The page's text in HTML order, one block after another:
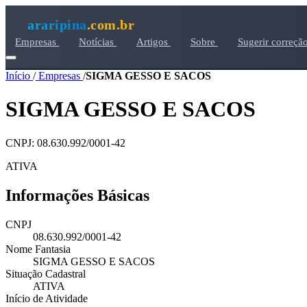
araripina.com.br
Empresas Notícias Artigos Sobre Sugerir
Início /Empresas /SIGMA GESSO E SACOS
SIGMA GESSO E SACOS
CNPJ: 08.630.992/0001-42
ATIVA
Informações Básicas
CNPJ
08.630.992/0001-42
Nome Fantasia
SIGMA GESSO E SACOS
Situação Cadastral
ATIVA
Início de Atividade